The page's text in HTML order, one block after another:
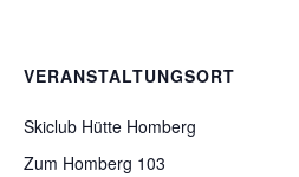
VERANSTALTUNGSORT
Skiclub Hütte Homberg
Zum Homberg 103